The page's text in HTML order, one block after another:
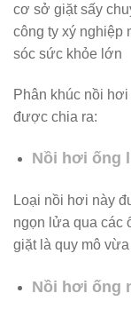
cơ sở giặt sấy
công ty xý nghiệp
sóc sức khỏe lớn
Phân khúc nồi
được chia ra:
Nồi hơi ống
Loại nồi hơi này
ngọn lửa qua các
giặt là quy mô
Nồi hơi ống